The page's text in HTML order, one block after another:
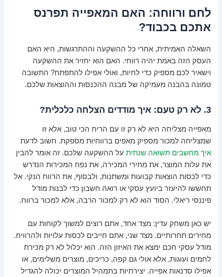
לחם ורווחה: האם המאפייה תפרנס
אתכם בכבוד?
השאלה האמיתית, אחרי כל ההשקעה וההתרגשות, היא האם
העסק הזה באמת יהיה רווחי. האם הוא יחזיר את ההשקעה
וישאיר לכם מספיק כדי לחיות, ואולי אפילו להתפתח? התשובה
טמונה בהבנה מעמיקה של מבנה ההכנסות וההוצאות שלכם.
3. לא רק טעם: איך מודדים הצלחה כלכלית?
מאפייה מצליחה היא לא רק זו עם הריח הכי טוב, אלא זו
שמצליחה למכור מספיק מאפים ברווחיות מספקת. חשוב לדעת
איך מחשבים תשואה שנתית על ההשקעה שלכם. זה אומר להבין
את עלות המוצר, את מחירי המכירה, את נפח המכירות הנדרש
כדי לכסות הוצאות קבועות ומשתנות, ולבסוף, את הרווח הנקי. אל
תחששו להיעזר ביועץ עסקי או רואה חשבון כדי לבנות מודל
פיננסי ריאלי. הסוד הוא לא רק למכור הרבה, אלא למכור ברווח.
יש כאן משחק עדין: מצד אחד, אתם רוצים למשוך לקוחות עם
מחירים תחרותיים. מצד שני, אתם חייבים לכסות עלויות ולהרוויח.
מודל עסקי חכם ימצא את האיזון הזה. הוא יכלול לא רק מכירת
לחמים ועוגות, אלא אולי גם קפה, כריכים, מוצרים משלימים, או
אפילו סדנאות אפייה. יצירתיות בתמהיל המוצרים יכולה להגדיל